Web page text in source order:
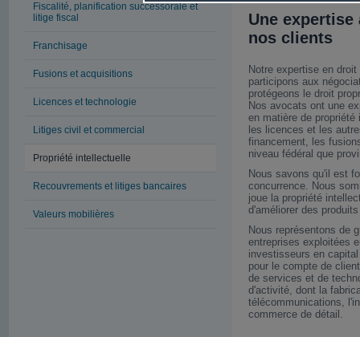
Fiscalité, planification successorale et
litige fiscal
Franchisage
Fusions et acquisitions
Licences et technologie
Litiges civil et commercial
Propriété intellectuelle
Recouvrements et litiges bancaires
Valeurs mobilières
Une expertise
nos clients
Notre expertise en
participons aux
protégeons le droit
Nos avocats ont une
en matière de
les licences et les
financement, les
niveau fédéral que
Nous savons qu'il est
concurrence. Nous
joue la propriété
d'améliorer des
Nous représentons de
entreprises exploitées
investisseurs en
pour le compte de
de services et de
d'activité, dont la
télécommunications,
commerce de détail.